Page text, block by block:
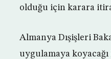
olduğu için karara
Almanya Dışişleri
uygulamaya